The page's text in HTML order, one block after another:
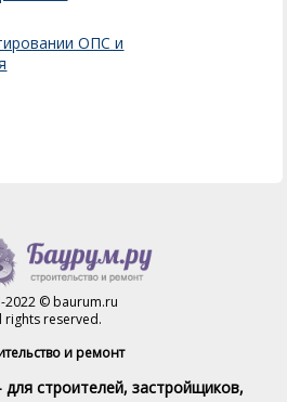
ОПС и
2022 © baurum.ru
rights reserved.
и ремонт
строителей, застройщиков,